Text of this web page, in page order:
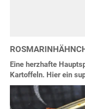
Eine herzhafte
Kartoffeln. Hier ein